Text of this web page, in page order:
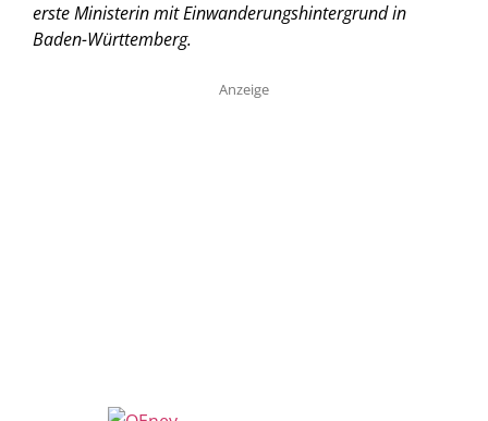
erste Ministerin mit Einwanderungshintergrund in
Baden-Württemberg.
Anzeige